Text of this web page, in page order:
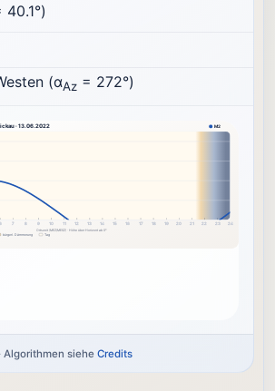
(αAz = 272°)
7 10 11 12 13 14 15 16 17 18 19 20 21 22 23 24
· 13.06.2022 M2
bürgerl. Dämmerung Tag
Ortszeit (MEZ/MESZ) · Höhe über Horizont ab 0°
Algorithmen sieheCredits